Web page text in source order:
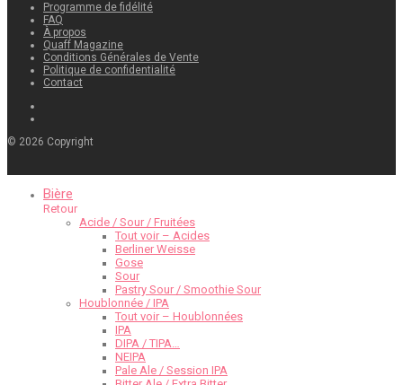
Programme de fidélité
FAQ
À propos
Quaff Magazine
Conditions Générales de Vente
Politique de confidentialité
Contact
© 2026 Copyright
Bière
Retour
Acide / Sour / Fruitées
Tout voir – Acides
Berliner Weisse
Gose
Sour
Pastry Sour / Smoothie Sour
Houblonnée / IPA
Tout voir – Houblonnées
IPA
DIPA / TIPA…
NEIPA
Pale Ale / Session IPA